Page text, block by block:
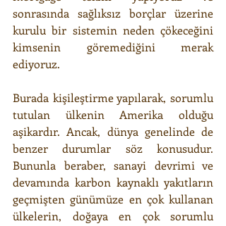
sonrasında sağlıksız borçlar üzerine
kurulu bir sistemin neden çökeceğini
kimsenin göremediğini merak
ediyoruz.
Burada kişileştirme yapılarak, sorumlu
tutulan ülkenin Amerika olduğu
aşikardır. Ancak, dünya genelinde de
benzer durumlar söz konusudur.
Bununla beraber, sanayi devrimi ve
devamında karbon kaynaklı yakıtların
geçmişten günümüze en çok kullanan
ülkelerin, doğaya en çok sorumlu